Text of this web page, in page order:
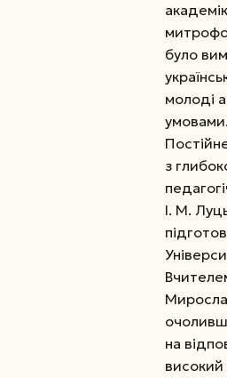
було
молоді
умовами.
з
І. М.
на